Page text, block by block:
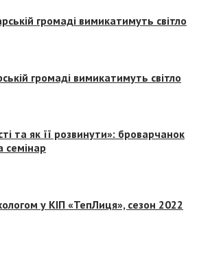
громаді вимикатимуть світло
громаді вимикатимуть світло
та як її розвинути»: броварчанок
семінар
у КІП «ТепЛиця», сезон 2022